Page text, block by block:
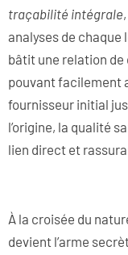
traçabilité intégrale
analyses de
bâtit une relation
pouvant facilement
fournisseur initial
l’origine, la qualité
lien direct et
À la croisée du
devient l’arme